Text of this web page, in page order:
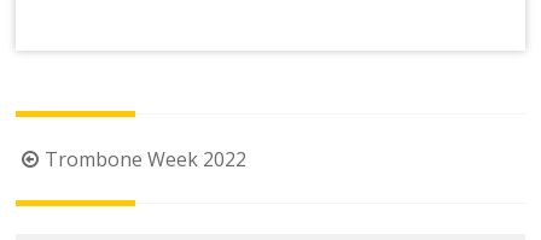
Navegación
de
Trombone Week 2022